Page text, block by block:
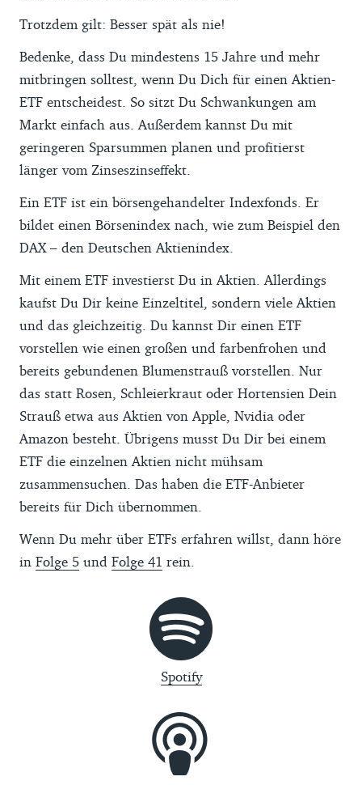
Trotzdem gilt: Besser spät als nie!
Bedenke, dass Du mindestens 15 Jahre und mehr
mitbringen solltest, wenn Du Dich für einen Aktien-
ETF entscheidest. So sitzt Du Schwankungen am
Markt einfach aus. Außerdem kannst Du mit
geringeren Sparsummen planen und profitierst
länger vom Zinseszinseffekt.
Ein ETF ist ein börsengehandelter Indexfonds. Er
bildet einen Börsenindex nach, wie zum Beispiel den
DAX – den Deutschen Aktienindex.
Mit einem ETF investierst Du in Aktien. Allerdings
kaufst Du Dir keine Einzeltitel, sondern viele Aktien
und das gleichzeitig. Du kannst Dir einen ETF
vorstellen wie einen großen und farbenfrohen und
bereits gebundenen Blumenstrauß vorstellen. Nur
das statt Rosen, Schleierkraut oder Hortensien Dein
Strauß etwa aus Aktien von Apple, Nvidia oder
Amazon besteht. Übrigens musst Du Dir bei einem
ETF die einzelnen Aktien nicht mühsam
zusammensuchen. Das haben die ETF-Anbieter
bereits für Dich übernommen.
Wenn Du mehr über ETFs erfahren willst, dann höre
in Folge 5 und Folge 41 rein.
Spotify